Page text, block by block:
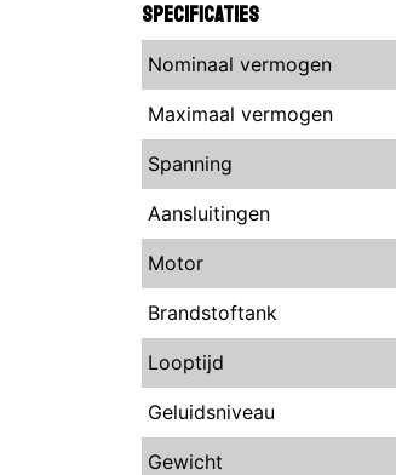
Specificaties
Nominaal vermogen
Maximaal vermogen
Spanning
Aansluitingen
Motor
Brandstoftank
Looptijd
Geluidsniveau
Gewicht